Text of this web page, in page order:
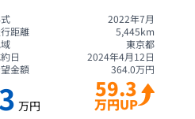
2022年7月
距離
5,445km
東京都
日
2024年4月12日
金額
364.0万円
万円
59.3
万円UP